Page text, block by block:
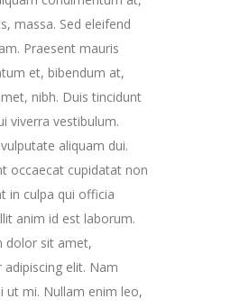
massa. Sed eleifend
Praesent mauris
et, bibendum at,
nibh. Duis tincidunt
viverra vestibulum.
aliquam dui.
occaecat cupidatat non
in culpa qui officia
anim id est laborum.
dolor sit amet,
elit. Nam
ut mi. Nullam enim leo,